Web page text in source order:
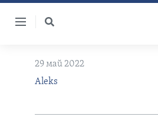
Skip
29 май 2022
Aleks